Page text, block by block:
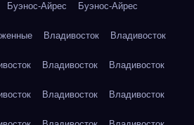
Буэнос-Айрес Буэнос-Айрес
Владивосток Владивосток
Владивосток Владивосток
Владивосток Владивосток